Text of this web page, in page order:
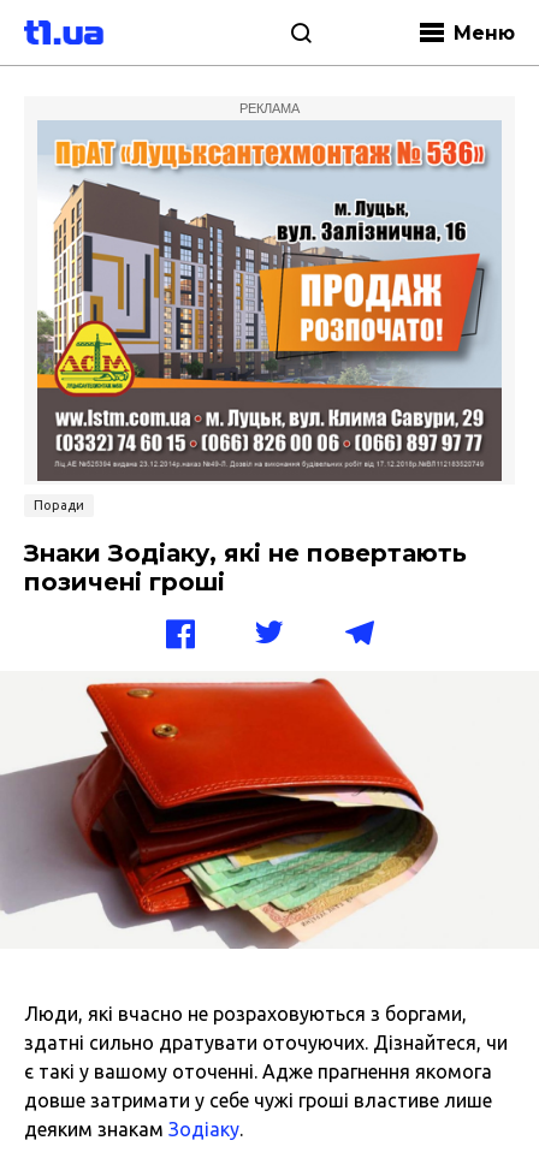
Меню
РЕКЛАМА
Поради
Знаки Зодіаку, які не повертають
позичені гроші
Люди, які вчасно не розраховуються з боргами,
здатні сильно дратувати оточуючих. Дізнайтеся, чи
є такі у вашому оточенні. Адже прагнення якомога
довше затримати у себе чужі гроші властиве лише
деяким знакам Зодіаку.